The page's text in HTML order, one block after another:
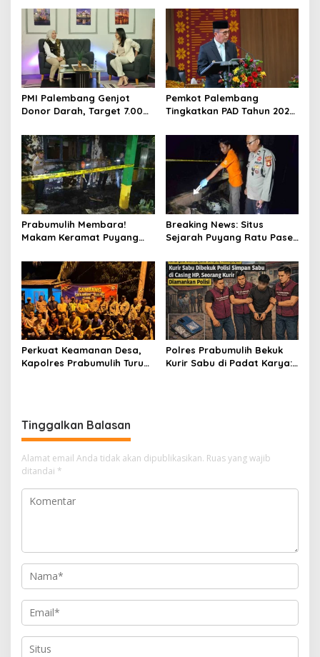
PMI Palembang Genjot
Donor Darah, Target 7.000
Pemkot Palembang
Tingkatkan PAD Tahun 2026
Infrastruktur
Prabumulih Membara!
Makam Keramat Puyang
Muhammadiyah Terbakar
dalam Semalam
Breaking News: Situs
Sejarah Puyang Ratu Pase
Polisi Pasang Garis Polisi!
Perkuat Keamanan Desa,
Kapolres Prabumulih Turun
Polres Prabumulih Bekuk
Kurir Sabu di Padat Karya:
Tinggalkan Balasan
Alamat email Anda tidak akan dipublikasikan. Ruas yang wajib
ditandai *